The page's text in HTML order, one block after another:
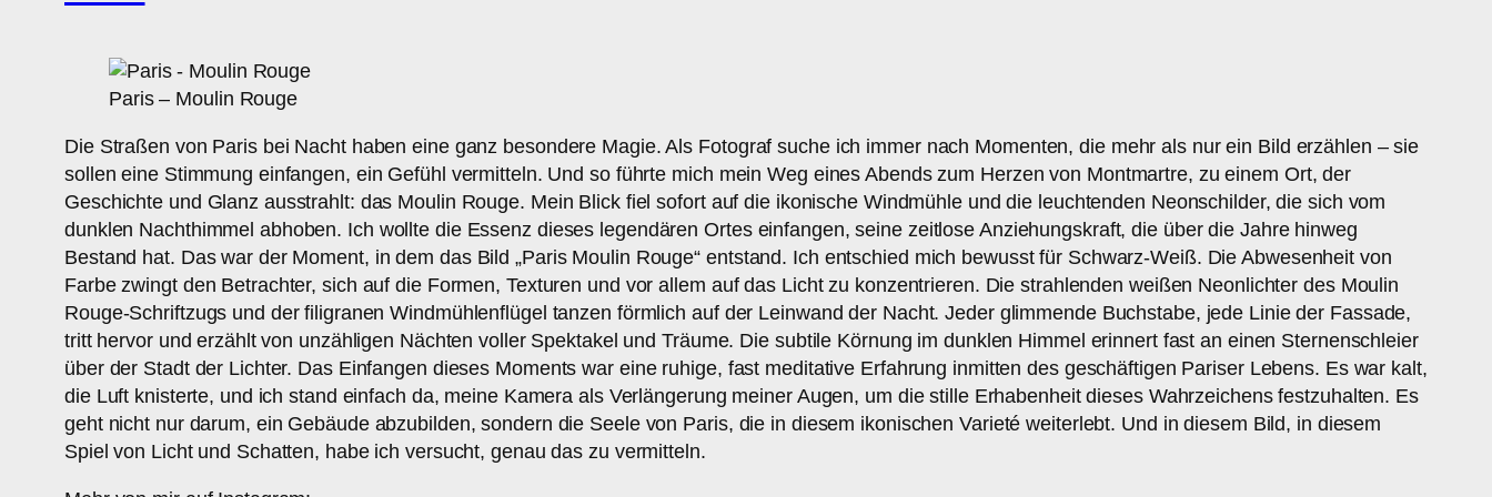
Paris – Moulin Rouge
Die Straßen von Paris bei Nacht haben eine ganz besondere Magie. Als Fotograf suche ich immer nach Momenten, die mehr als nur ein Bild erzählen – sie
sollen eine Stimmung einfangen, ein Gefühl vermitteln. Und so führte mich mein Weg eines Abends zum Herzen von Montmartre, zu einem Ort, der
Geschichte und Glanz ausstrahlt: das Moulin Rouge. Mein Blick fiel sofort auf die ikonische Windmühle und die leuchtenden Neonschilder, die sich vom
dunklen Nachthimmel abhoben. Ich wollte die Essenz dieses legendären Ortes einfangen, seine zeitlose Anziehungskraft, die über die Jahre hinweg
Bestand hat. Das war der Moment, in dem das Bild „Paris Moulin Rouge“ entstand. Ich entschied mich bewusst für Schwarz-Weiß. Die Abwesenheit von
Farbe zwingt den Betrachter, sich auf die Formen, Texturen und vor allem auf das Licht zu konzentrieren. Die strahlenden weißen Neonlichter des Moulin
Rouge-Schriftzugs und der filigranen Windmühlenflügel tanzen förmlich auf der Leinwand der Nacht. Jeder glimmende Buchstabe, jede Linie der Fassade,
tritt hervor und erzählt von unzähligen Nächten voller Spektakel und Träume. Die subtile Körnung im dunklen Himmel erinnert fast an einen Sternenschleier
über der Stadt der Lichter. Das Einfangen dieses Moments war eine ruhige, fast meditative Erfahrung inmitten des geschäftigen Pariser Lebens. Es war kalt,
die Luft knisterte, und ich stand einfach da, meine Kamera als Verlängerung meiner Augen, um die stille Erhabenheit dieses Wahrzeichens festzuhalten. Es
geht nicht nur darum, ein Gebäude abzubilden, sondern die Seele von Paris, die in diesem ikonischen Varieté weiterlebt. Und in diesem Bild, in diesem
Spiel von Licht und Schatten, habe ich versucht, genau das zu vermitteln.